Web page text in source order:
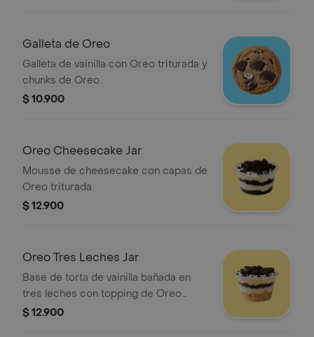
Galleta de Oreo
Galleta de vainilla con Oreo triturada y
chunks de Oreo.
$ 10.900
Oreo Cheesecake Jar
Mousse de cheesecake con capas de
Oreo triturada.
$ 12.900
Oreo Tres Leches Jar
Base de torta de vainilla bañada en
tres leches con topping de Oreo
triturada.
$ 12.900